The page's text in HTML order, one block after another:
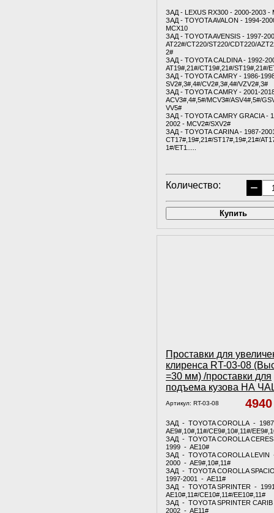
ЗАД - LEXUS RX300 - 2000-2003 -
ЗАД - TOYOTA AVALON - 1994-
MCX10
ЗАД - TOYOTA AVENSIS - 1997-
AT22#/CT220/ST220/CDT220/
2#
ЗАД - TOYOTA CALDINA - 1992-
AT19#,21#/CT19#,21#/ST19#,21#/
ЗАД - TOYOTA CAMRY - 1986-
SV2#,3#,4#/CV2#,3#,4#/VZV2#,3#
ЗАД - TOYOTA CAMRY - 2001-
ACV3#,4#,5#/MCV3#/ASV4#,5#/
VV5#
ЗАД - TOYOTA CAMRY GRACIA -
2002 - MCV2#/SXV2#
ЗАД - TOYOTA CARINA - 1987-
CT17#,19#,21#/ST17#,19#,21#/
1#/ET1.....
Количество: −
Купить
Проставки для
клиренса RT-03-08
=30 мм) /проставки для
подъема кузова НА
Артикул: RT-03-08
ЗАД - TOYOTA COROLLA -
AE9#,10#,11#/CE9#,10#,11#/
ЗАД - TOYOTA COROLLA
1999 - AE10#
ЗАД - TOYOTA COROLLA LEVIN
2000 - AE9#,10#,11#
ЗАД - TOYOTA COROLLA
1997-2001 - AE11#
ЗАД - TOYOTA SPRINTER -
AE10#,11#/CE10#,11#/EE10#,11#
ЗАД - TOYOTA SPRINTER
2002 - AE11#